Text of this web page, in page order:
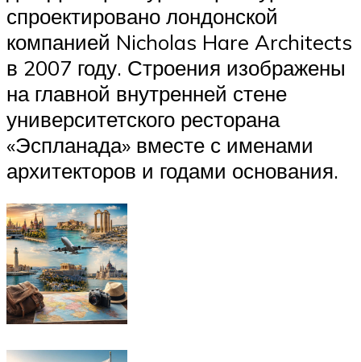
спроектировано лондонской
компанией Nicholas Hare Architects
в 2007 году. Строения изображены
на главной внутренней стене
университетского ресторана
«Эспланада» вместе с именами
архитекторов и годами основания.